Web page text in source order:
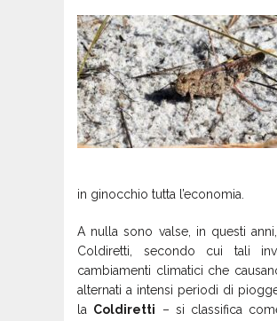
in ginocchio tutta l’economia.
A nulla sono valse, in questi
Coldiretti, secondo cui tali
cambiamenti climatici che
alternati a intensi periodi di
la Coldiretti – si classifica